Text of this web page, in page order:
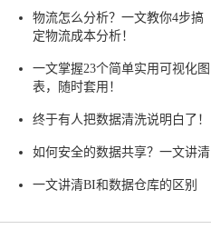
物流怎么分析？一文教你4步搞
定物流成本分析！
一文掌握23个简单实用可视化图
表，随时套用！
终于有人把数据清洗说明白了！
如何安全的数据共享？一文讲清
一文讲清BI和数据仓库的区别